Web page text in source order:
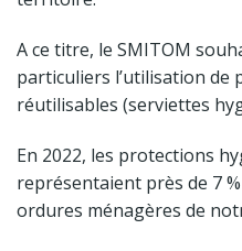
A ce titre, le SMITOM
particuliers l’utilisation de
réutilisables (serviettes
En 2022, les protections
représentaient près de 7
ordures ménagères de